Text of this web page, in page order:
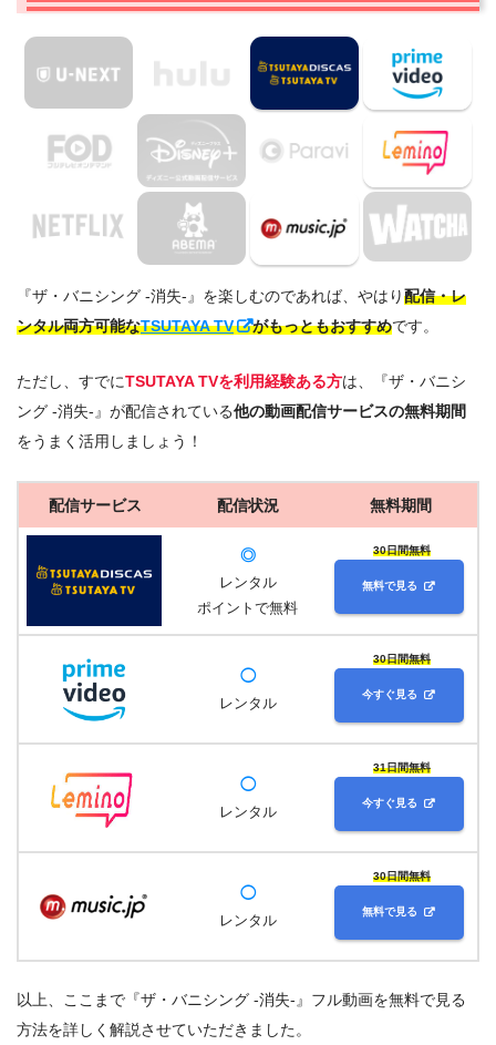
『ザ・バニシング -消失-』を楽しむのであれば、やはり配信・レ
ンタル両方可能なTSUTAYA TV がもっともおすすめです。
ただし、すでにTSUTAYA TVを利用経験ある方は、『ザ・バニシ
ング -消失-』が配信されている他の動画配信サービスの無料期間
をうまく活用しましょう！
配信サービス 配信状況 無料期間
◎
レンタル
ポイントで無料
30日間無料
無料で見る
◯
レンタル
30日間無料
今すぐ見る
◯
レンタル
31日間無料
今すぐ見る
◯
レンタル
30日間無料
無料で見る
以上、ここまで『ザ・バニシング -消失-』フル動画を無料で見る
方法を詳しく解説させていただきました。